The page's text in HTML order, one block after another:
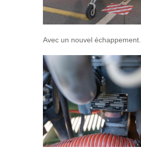
Avec un nouvel échappement.